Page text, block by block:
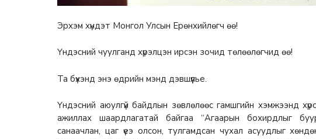
Эрхэм хүндэт Монгол Улсын Ерөнхийлөгч өө!
Үндэсний чуулганд хүрэлцэн ирсэн зочид төлөөлөгчид өө!
Та бүхэнд энэ өдрийн мэнд дэвшүүлье.
Үндэсний аюулгүй байдлын зөвлөлөөс гамшгийн хэмжээнд
ажиллах шаардлагатай байгаа “Агаарын бохирдлыг
санаачлан, цаг үеэ олсон, тулгамдсан чухал асуудлыг